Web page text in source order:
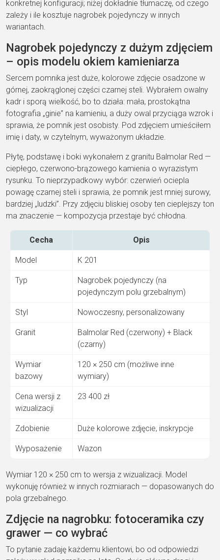
konkretnej konfiguracji; niżej dokładnie tłumaczę, od czego
zależy i ile kosztuje nagrobek pojedynczy w innych
wariantach.
Nagrobek pojedynczy z dużym zdjęciem
– opis modelu okiem kamieniarza
Sercem pomnika jest duże, kolorowe zdjęcie osadzone w
górnej, zaokrąglonej części czarnej steli. Wybrałem owalny
kadr i sporą wielkość, bo to działa: mała, prostokątna
fotografia „ginie” na kamieniu, a duży owal przyciąga wzrok i
sprawia, że pomnik jest osobisty. Pod zdjęciem umieściłem
imię i daty, w czytelnym, wyważonym układzie.
Płytę, podstawę i boki wykonałem z granitu Balmolar Red —
ciepłego, czerwono-brązowego kamienia o wyrazistym
rysunku. To nieprzypadkowy wybór: czerwień ociepla
powagę czarnej steli i sprawia, że pomnik jest mniej surowy,
bardziej „ludzki”. Przy zdjęciu bliskiej osoby ten cieplejszy ton
ma znaczenie — kompozycja przestaje być chłodna.
Cecha Opis
Model K 201
Typ
Nagrobek pojedynczy (na
pojedynczym polu grzebalnym)
Styl Nowoczesny, personalizowany
Granit
Balmolar Red (czerwony) + Black
(czarny)
Wymiar
bazowy
120 × 250 cm (możliwe inne
wymiary)
Cena wersji z
wizualizacji
23 400 zł
Zdobienie Duże kolorowe zdjęcie, inskrypcje
Wyposażenie Wazon
Wymiar 120 × 250 cm to wersja z wizualizacji. Model
wykonuję również w innych rozmiarach — dopasowanych do
pola grzebalnego.
Zdjęcie na nagrobku: fotoceramika czy
grawer — co wybrać
To pytanie zadaję każdemu klientowi, bo od odpowiedzi